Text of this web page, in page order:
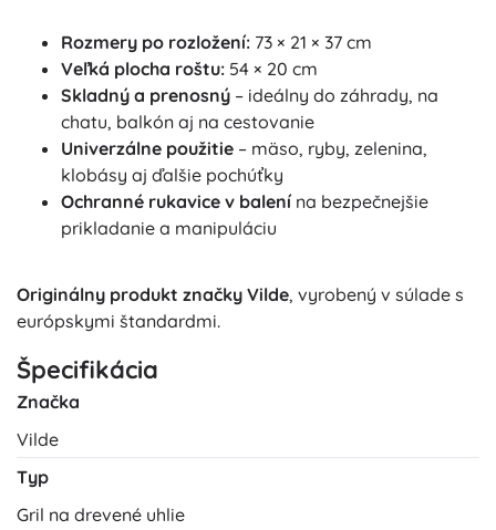
Rozmery po rozložení: 73 × 21 × 37 cm
Veľká plocha roštu: 54 × 20 cm
Skladný a prenosný – ideálny do záhrady, na
chatu, balkón aj na cestovanie
Univerzálne použitie – mäso, ryby, zelenina,
klobásy aj ďalšie pochúťky
Ochranné rukavice v balení na bezpečnejšie
prikladanie a manipuláciu
Originálny produkt značky Vilde, vyrobený v súlade s
európskymi štandardmi.
Špecifikácia
Značka
Vilde
Typ
Gril na drevené uhlie